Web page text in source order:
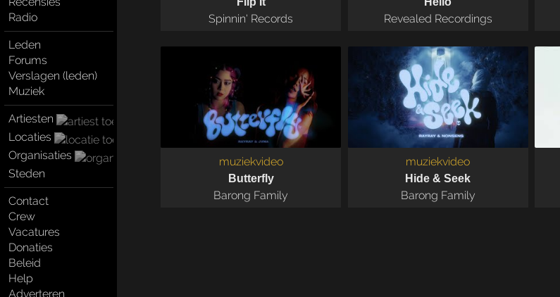
Radio
Leden
Forums
Verslagen (leden)
Muziek
Artiesten
Locaties
Organisaties
Steden
Contact
Crew
Vacatures
Donaties
Beleid
Help
Adverteren
Spinnin' Records Revealed Recordings
muziekvideo
Butterfly
Barong Family
muziekvideo
Hide & Seek
Barong Family